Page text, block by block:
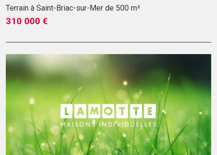
Terrain à Saint-Briac-sur-Mer de 500 m²
310 000 €